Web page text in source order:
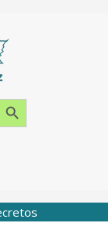
Button